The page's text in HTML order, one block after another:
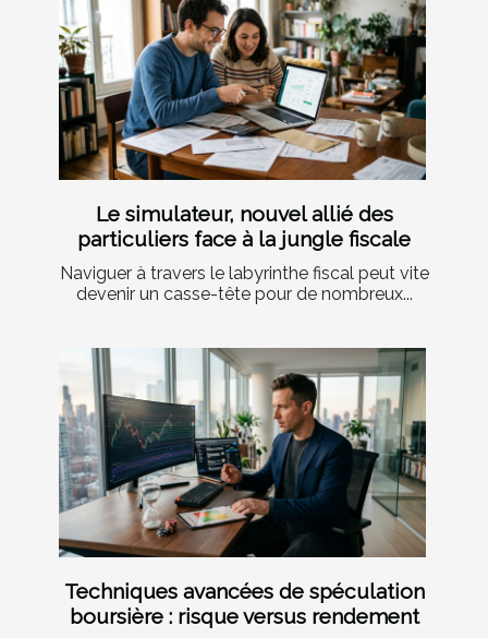
Le simulateur, nouvel allié des
particuliers face à la jungle fiscale
Naviguer à travers le labyrinthe fiscal peut vite
devenir un casse-tête pour de nombreux...
Techniques avancées de spéculation
boursière : risque versus rendement